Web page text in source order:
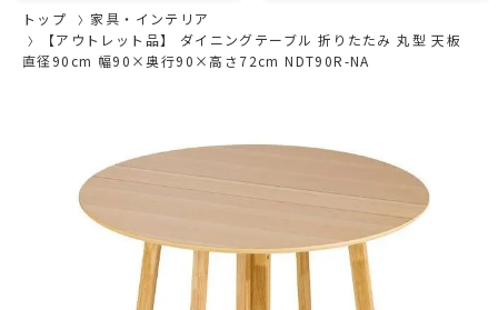
トップ
家具・インテリア
【アウトレット品】 ダイニングテーブル 折りたたみ 丸型 天板
直径90cm 幅90×奥行90×高さ72cm NDT90R-NA